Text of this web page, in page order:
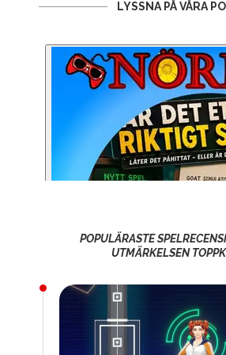
LYSSNA PÅ VÅRA
POPULÄRASTE
UTMÄRKELSEN